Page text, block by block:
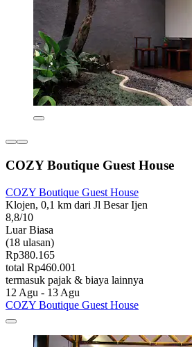
COZY Boutique Guest House
COZY Boutique Guest House
Klojen, 0,1 km dari Jl Besar Ijen
8,8/10
Luar Biasa
(18 ulasan)
Rp380.165
total Rp460.001
termasuk pajak & biaya lainnya
12 Agu - 13 Agu
COZY Boutique Guest House